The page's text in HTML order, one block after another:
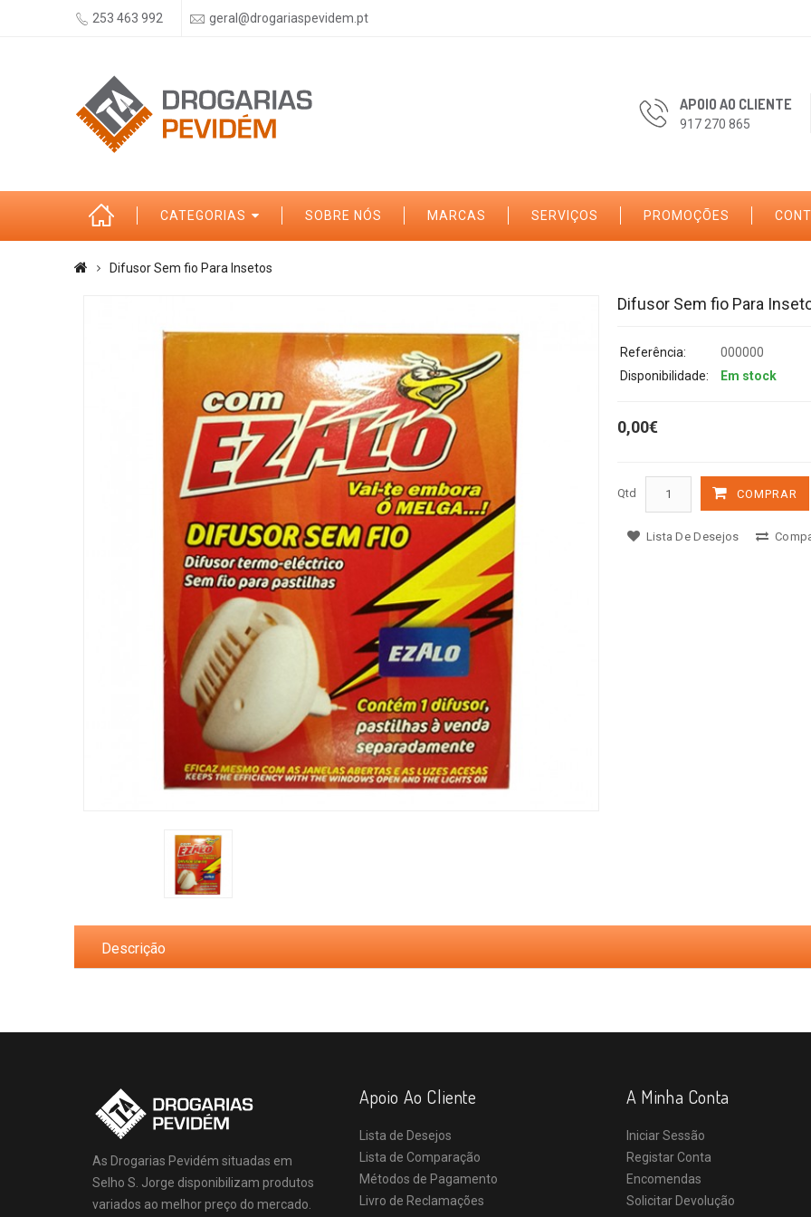
253 463 992 geral@drogariaspevidem.pt
APOIO AO CLIENTE
917 270 865
CATEGORIAS SOBRE NÓS MARCAS SERVIÇOS PROMOÇÕES
Difusor Sem fio Para Insetos
Difusor Sem fio Para
Referência:
000000
Disponibilidade:
Em stock
0,00€
Qtd COMPRAR
Lista De Desejos
Descrição
As Drogarias Pevidém situadas em
Selho S. Jorge disponibilizam produtos
variados ao melhor preço do mercado.
Apoio Ao Cliente
Lista de Desejos
Lista de Comparação
Métodos de Pagamento
Livro de Reclamações
A Minha Conta
Iniciar Sessão
Registar Conta
Encomendas
Solicitar Devolução